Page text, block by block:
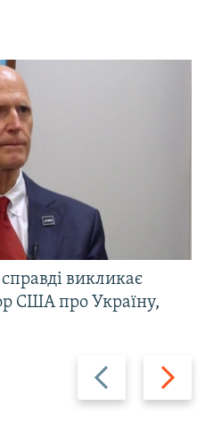
Назад Вперед
викликає
США про Україну,